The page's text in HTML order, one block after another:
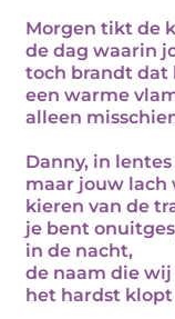
Morgen tikt de
de dag waarin
toch brandt dat
een warme
alleen
Danny, in
maar jouw lach
kieren van de
je bent
in de nacht,
de naam die
het hardst klopt